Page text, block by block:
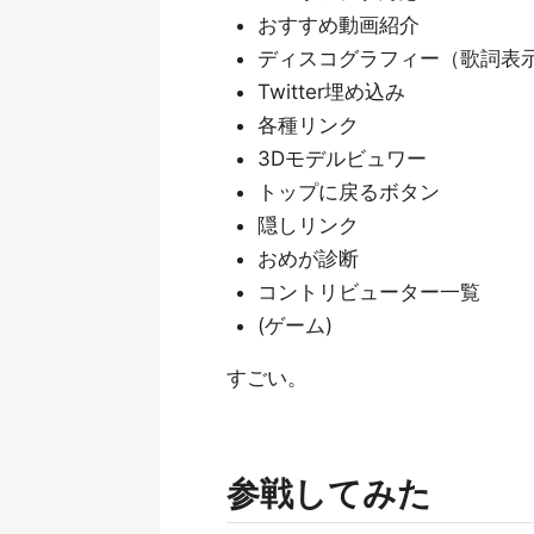
おすすめ動画紹介
ディスコグラフィー（歌詞表
Twitter埋め込み
各種リンク
3Dモデルビュワー
トップに戻るボタン
隠しリンク
おめが診断
コントリビューター一覧
(ゲーム)
すごい。
参戦してみた